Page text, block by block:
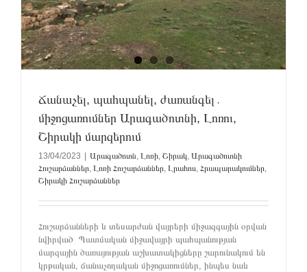
Ճանաչել, պահպանել, ժառանգել․
միջոցառումներ Արագածոտնի, Լոռու,
Շիրակի մարզերում
13/04/2023 Արագածոտն, Լոռի, Շիրակ, Արագածոտնի
Հուշարձաններ, Լոռի Հուշարձաններ, Լրահոս, Հրապարակումներ,
Շիրակի Հուշարձաններ
Հուշարձանների և տեսարժան վայրերի միջազգային օրվան
նվիրված Պատմական միջավայրի պահպանության
մարզային ծառայության աշխատակիցները շարունակում են
կրթական, ճանաչողական միջոցառումներ, ինպես նաև